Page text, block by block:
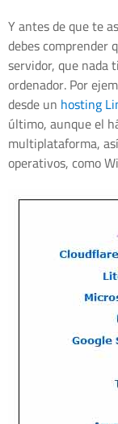
Y antes de que te
debes comprender
servidor, que nada
ordenador. Por
desde un hosting
último, aunque el
multiplataforma,
operativos, como